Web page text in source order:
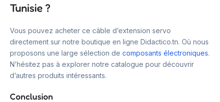
Tunisie ?
Vous pouvez acheter ce câble d’extension servo
directement sur notre boutique en ligne Didactico.tn. Où nous
proposons une large sélection de composants électroniques.
N’hésitez pas à explorer notre catalogue pour découvrir
d’autres produits intéressants.
Conclusion